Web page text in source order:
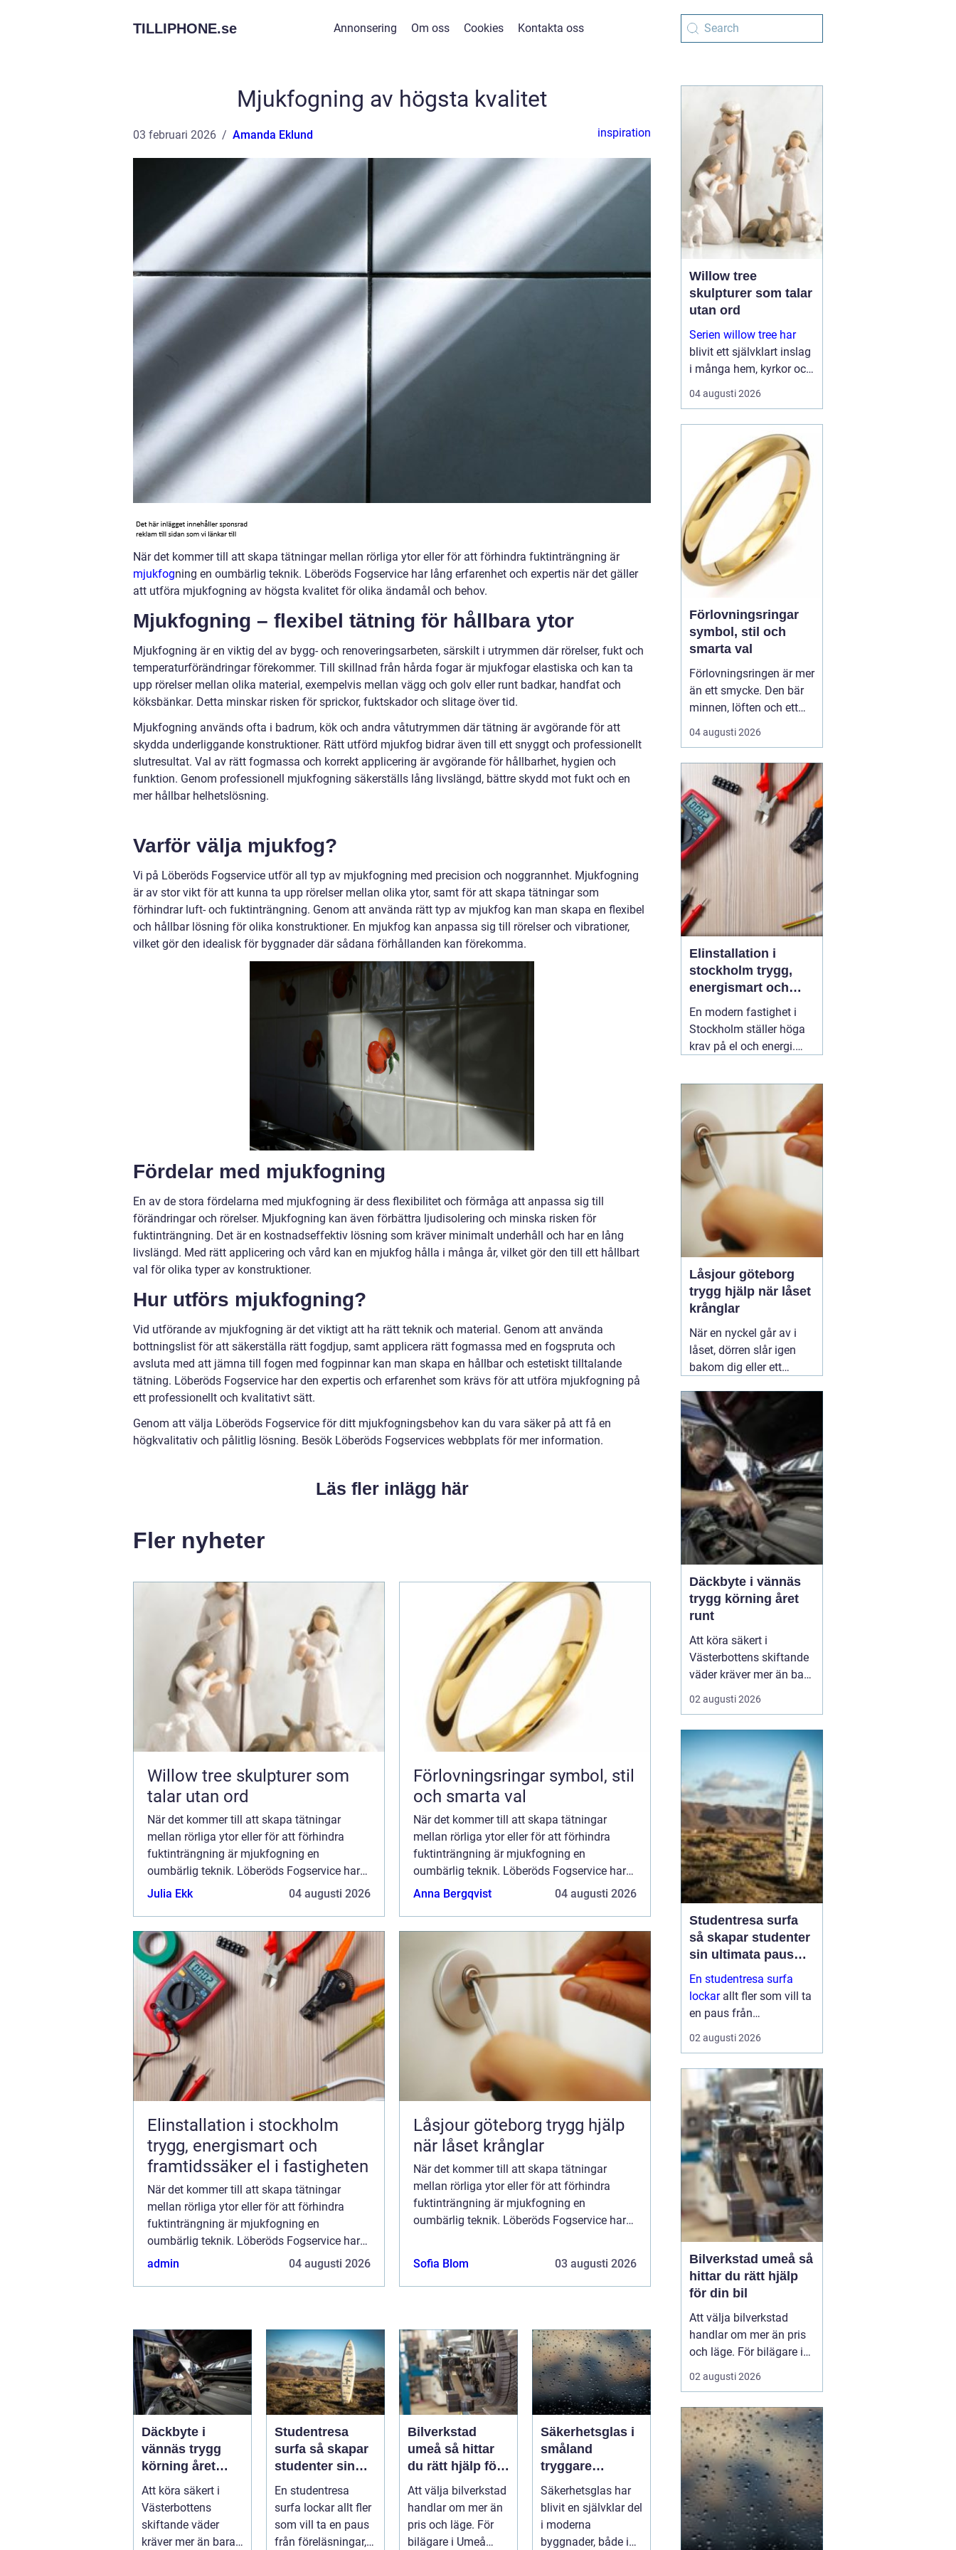
TILLIPHONE.se Annonsering Om oss Cookies Kontakta oss
Mjukfogning av högsta kvalitet
03 februari 2026 Amanda Eklund inspiration
När det kommer till att skapa tätningar mellan rörliga ytor eller för att förhindra fuktinträngning är
mjukfogning en oumbärlig teknik. Löberöds Fogservice har lång erfarenhet och expertis när det gäller
att utföra mjukfogning av högsta kvalitet för olika ändamål och behov.
Mjukfogning – flexibel tätning för hållbara ytor
Mjukfogning är en viktig del av bygg- och renoveringsarbeten, särskilt i utrymmen där rörelser, fukt och
temperaturförändringar förekommer. Till skillnad från hårda fogar är mjukfogar elastiska och kan ta
upp rörelser mellan olika material, exempelvis mellan vägg och golv eller runt badkar, handfat och
köksbänkar. Detta minskar risken för sprickor, fuktskador och slitage över tid.
Mjukfogning används ofta i badrum, kök och andra våtutrymmen där tätning är avgörande för att
skydda underliggande konstruktioner. Rätt utförd mjukfog bidrar även till ett snyggt och professionellt
slutresultat. Val av rätt fogmassa och korrekt applicering är avgörande för hållbarhet, hygien och
funktion. Genom professionell mjukfogning säkerställs lång livslängd, bättre skydd mot fukt och en
mer hållbar helhetslösning.
Varför välja mjukfog?
Vi på Löberöds Fogservice utför all typ av mjukfogning med precision och noggrannhet. Mjukfogning
är av stor vikt för att kunna ta upp rörelser mellan olika ytor, samt för att skapa tätningar som
förhindrar luft- och fuktinträngning. Genom att använda rätt typ av mjukfog kan man skapa en flexibel
och hållbar lösning för olika konstruktioner. En mjukfog kan anpassa sig till rörelser och vibrationer,
vilket gör den idealisk för byggnader där sådana förhållanden kan förekomma.
Fördelar med mjukfogning
En av de stora fördelarna med mjukfogning är dess flexibilitet och förmåga att anpassa sig till
förändringar och rörelser. Mjukfogning kan även förbättra ljudisolering och minska risken för
fuktinträngning. Det är en kostnadseffektiv lösning som kräver minimalt underhåll och har en lång
livslängd. Med rätt applicering och vård kan en mjukfog hålla i många år, vilket gör den till ett hållbart
val för olika typer av konstruktioner.
Hur utförs mjukfogning?
Vid utförande av mjukfogning är det viktigt att ha rätt teknik och material. Genom att använda
bottningslist för att säkerställa rätt fogdjup, samt applicera rätt fogmassa med en fogspruta och
avsluta med att jämna till fogen med fogpinnar kan man skapa en hållbar och estetiskt tilltalande
tätning. Löberöds Fogservice har den expertis och erfarenhet som krävs för att utföra mjukfogning på
ett professionellt och kvalitativt sätt.
Genom att välja Löberöds Fogservice för ditt mjukfogningsbehov kan du vara säker på att få en
högkvalitativ och pålitlig lösning. Besök Löberöds Fogservices webbplats för mer information.
Läs fler inlägg här
Fler nyheter
Willow tree skulpturer som
talar utan ord
När det kommer till att skapa tätningar
mellan rörliga ytor eller för att förhindra
fuktinträngning är mjukfogning en
oumbärlig teknik. Löberöds Fogservice har
lång erfarenhet och expertis n&aum...
Julia Ekk 04 augusti 2026
Förlovningsringar symbol, stil
och smarta val
När det kommer till att skapa tätningar
mellan rörliga ytor eller för att förhindra
fuktinträngning är mjukfogning en
oumbärlig teknik. Löberöds Fogservice har
lång erfarenhet och expertis n&aum...
Anna Bergqvist 04 augusti 2026
Elinstallation i stockholm
trygg, energismart och
framtidssäker el i fastigheten
När det kommer till att skapa tätningar
mellan rörliga ytor eller för att förhindra
fuktinträngning är mjukfogning en
oumbärlig teknik. Löberöds Fogservice har
lång erfarenhet och expertis n&aum...
admin 04 augusti 2026
Låsjour göteborg trygg hjälp
när låset krånglar
När det kommer till att skapa tätningar
mellan rörliga ytor eller för att förhindra
fuktinträngning är mjukfogning en
oumbärlig teknik. Löberöds Fogservice har
Sofia Blom
03 augusti 2026
Däckbyte i
vännäs trygg
körning året
runt
Att köra säkert i
Västerbottens
skiftande väder
kräver mer än bara
Studentresa
surfa så skapar
studenter sin
ultimata paus
från plugget
En studentresa
surfa lockar allt fler
som vill ta en paus
från föreläsningar,
Bilverkstad
umeå så hittar
du rätt hjälp för
din bil
Att välja bilverkstad
handlar om mer än
pris och läge. För
bilägare i Umeå
Säkerhetsglas i
småland
tryggare
byggnader med
smarta
glaslösningar
Säkerhetsglas har
blivit en självklar del
i moderna
byggnader, både i
Willow tree
skulpturer som talar
utan ord
Serien willow tree har
blivit ett självklart inslag
i många hem, kyrkor och
arbetsrum. De stilla
figurerna utan ansikten
känslor. De uttrycker
kärlek, sorg, hopp och
tacksa...
04 augusti 2026
Förlovningsringar
symbol, stil och
smarta val
Förlovningsringen är mer
än ett smycke. Den bär
minnen, löften och ett
vardagsliv tillsammans.
Samtidigt innebär valet
vilket material håller
bäst, hur skiljer sig olika
stilar åt och hur hittar
man rätt storlek utan
stress? Med...
04 augusti 2026
Elinstallation i
stockholm trygg,
energismart och
framtidssäker el i
fastigheten
En modern fastighet i
Stockholm ställer höga
krav på el och energi.
värmepumpar,
ventilation, laddboxar
och solcellsbatterier ska
fungera tillsammans
säkert, effektivt och utan
onödigt krångel. En
augusti 2026
Låsjour göteborg
trygg hjälp när låset
krånglar
När en nyckel går av i
låset, dörren slår igen
bakom dig eller ett
och karm, uppstår ofta
stress och osäkerhet. I
den stunden spelar
klockslaget ingen roll du
behöver hjälp direkt. En
03 augusti 2026
Däckbyte i vännäs
trygg körning året
runt
Att köra säkert i
Västerbottens skiftande
väder kräver mer än bara
ett körkort och en pålitlig
bil. Däckens skick och
roll för både
bromssträcka, kontroll
och komfort. I en ort
som Vännäs, där
vintrarna ofta är långa
och vägar...
02 augusti 2026
Studentresa surfa
så skapar studenter
sin ultimata paus
från plugget
En studentresa surfa
lockarallt fler som vill ta
en paus från
föreläsningar, tentaplugg
och sena kvällar i
både fysisk utmaning
och mental
återhämtning, samtidigt
som ...
02 augusti 2026
Bilverkstad umeå så
hittar du rätt hjälp
för din bil
Att välja bilverkstad
handlar om mer än pris
och läge. För bilägare i
Umeå väger trygghet,
tillgänglighet och tydliga
tungt. Enmodern
bilverkst...
02 augusti 2026